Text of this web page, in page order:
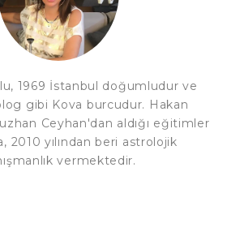
1969 İstanbul doğumludur ve
gibi Kova burcudur. Hakan
Ceyhan'dan aldığı eğitimler
2010 yılından beri astrolojik
vermektedir.